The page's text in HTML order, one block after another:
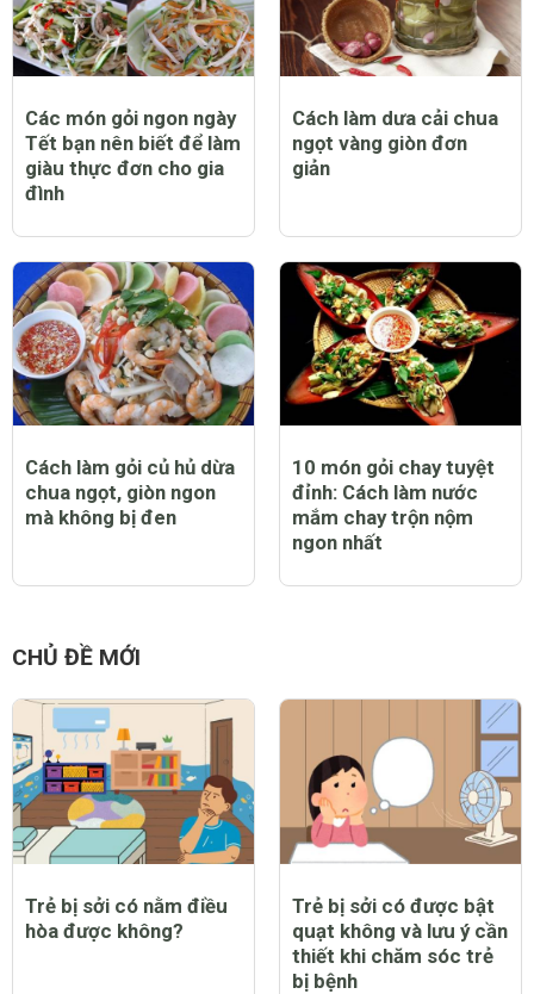
Các món gỏi ngon ngày
Tết bạn nên biết để làm
giàu thực đơn cho gia
đình
Cách làm dưa cải chua
ngọt vàng giòn đơn
giản
Cách làm gỏi củ hủ dừa
chua ngọt, giòn ngon
mà không bị đen
10 món gỏi chay tuyệt
đỉnh: Cách làm nước
mắm chay trộn nộm
ngon nhất
CHỦ ĐỀ MỚI
Trẻ bị sởi có nằm điều
hòa được không?
Trẻ bị sởi có được bật
quạt không và lưu ý cần
thiết khi chăm sóc trẻ
bị bệnh